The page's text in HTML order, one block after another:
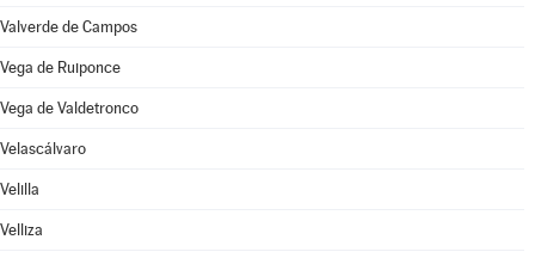
Valverde de Campos
Vega de Ruiponce
Vega de Valdetronco
Velascálvaro
Velilla
Velliza